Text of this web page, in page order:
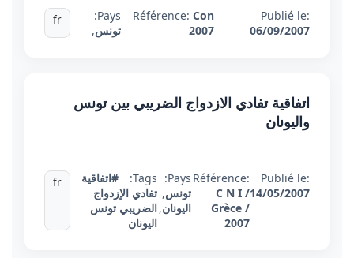
Publié le:
06/09/2007
Référence:Con
2007
Pays:
تونس,
fr
اتفاقية تفادي الازدواج الضريبي بين تونس
واليونان
Publié le:
14/05/2007
Référence:
C N I /
Grèce /
2007
Pays:
تونس,
اليونان,
Tags:
#اتفاقية
تفادي الإزدواج
الضريبي تونس
اليونان
fr